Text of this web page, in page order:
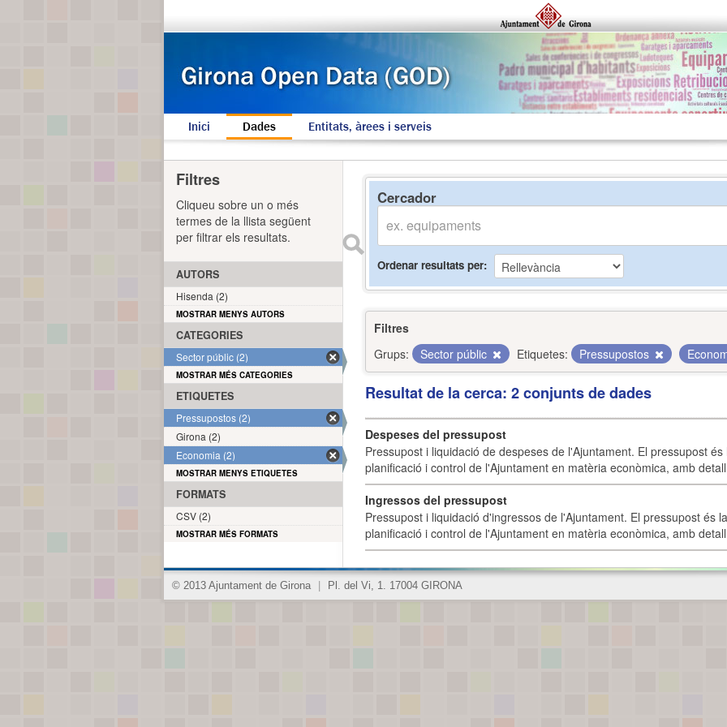
Inici Dades Entitats, àrees i serveis
Cercador
Ordenar resultats per
Filtres
Grups:
Sector públic Etiquetes: Pressupostos
Resultat de la cerca: 2 conjunts de dades
Despeses del pressupost
Pressupost i liquidació de despeses de l'Ajuntament. El pressupost
planificació i control de l'Ajuntament en matèria econòmica, amb
Ingressos del pressupost
Pressupost i liquidació d'ingressos de l'Ajuntament. El pressupost és
planificació i control de l'Ajuntament en matèria econòmica, amb
Filtres
Cliqueu sobre un o més
termes de la llista següent
per filtrar els resultats.
AUTORS
Hisenda (2)
MOSTRAR MENYS AUTORS
CATEGORIES
Sector públic (2)
MOSTRAR MÉS CATEGORIES
ETIQUETES
Pressupostos (2)
Girona (2)
Economia (2)
MOSTRAR MENYS ETIQUETES
FORMATS
CSV (2)
MOSTRAR MÉS FORMATS
© 2013 Ajuntament de Girona Pl. del Vi, 1. 17004 GIRONA